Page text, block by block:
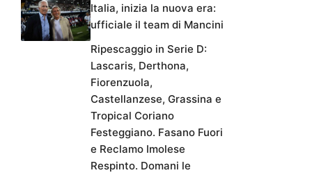
Italia, inizia la nuova era:
ufficiale il team di Mancini
Ripescaggio in Serie D:
Lascaris, Derthona,
Fiorenzuola,
Castellanzese, Grassina e
Tropical Coriano
Festeggiano. Fasano Fuori
e Reclamo Imolese
Respinto. Domani le